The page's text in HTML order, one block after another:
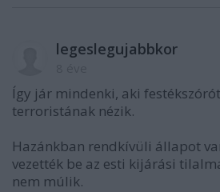
legeslegujabbkor
Így jár mindenki, aki
terroristának nézik.
Hazánkban rendkívüli állapot
vezették be az esti kijárási
nem múlik.